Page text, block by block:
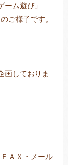
ーム遊び」
ご様子です。
画しておりま
ＡＸ・メール